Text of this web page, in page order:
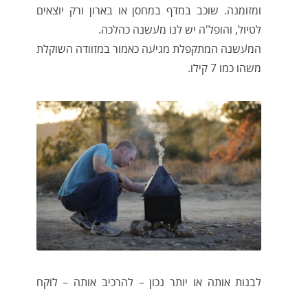
ומזומנה. שוכב במדף במחסן או בארון ורק יוצאים
לטיול, והופל'ה יש לנו מעשנה כהלכה.
המעשנה המתקפלת מגיעה כאמור במזוודה השוקלת
משהו כמו 7 קילו.
לבנות אותה או יותר נכון – להרכיב אותה – לוקח